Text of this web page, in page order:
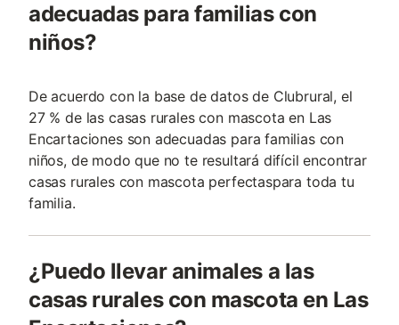
adecuadas para familias con
niños?
De acuerdo con la base de datos de Clubrural, el
27 % de las casas rurales con mascota en Las
Encartaciones son adecuadas para familias con
niños, de modo que no te resultará difícil encontrar
casas rurales con mascota perfectaspara toda tu
familia.
¿Puedo llevar animales a las
casas rurales con mascota en Las